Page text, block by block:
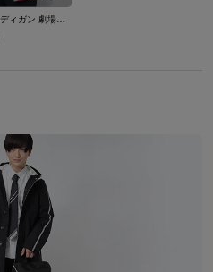
アスナ カーディガン 劇場版 ソードアート・オンライン -オーディナル・スケール-